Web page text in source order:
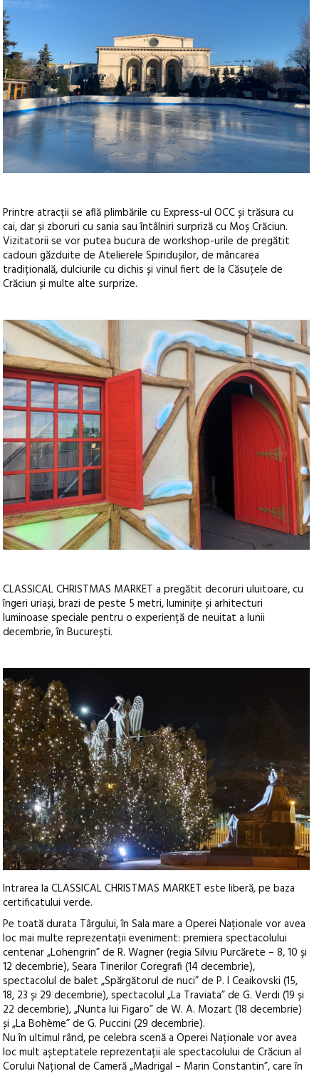
Printre atracții se află plimbările cu Express-ul OCC și trăsura cu
cai, dar și zboruri cu sania sau întâlniri surpriză cu Moș Crăciun.
Vizitatorii se vor putea bucura de workshop-urile de pregătit
cadouri găzduite de Atelierele Spiridușilor, de mâncarea
tradițională, dulciurile cu dichis și vinul fiert de la Căsuțele de
Crăciun și multe alte surprize.
CLASSICAL CHRISTMAS MARKET a pregătit decoruri uluitoare, cu
îngeri uriași, brazi de peste 5 metri, luminițe și arhitecturi
luminoase speciale pentru o experiență de neuitat a lunii
decembrie, în București.
Intrarea la CLASSICAL CHRISTMAS MARKET este liberă, pe baza
certificatului verde.
Pe toată durata Târgului, în Sala mare a Operei Naționale vor avea
loc mai multe reprezentații eveniment: premiera spectacolului
centenar „Lohengrin” de R. Wagner (regia Silviu Purcărete – 8, 10 și
12 decembrie), Seara Tinerilor Coregrafi (14 decembrie),
spectacolul de balet „Spărgătorul de nuci” de P. I Ceaikovski (15,
18, 23 și 29 decembrie), spectacolul „La Traviata” de G. Verdi (19 și
22 decembrie), „Nunta lui Figaro” de W. A. Mozart (18 decembrie)
și „La Bohème” de G. Puccini (29 decembrie).
Nu în ultimul rând, pe celebra scenă a Operei Naționale vor avea
loc mult așteptatele reprezentații ale spectacolului de Crăciun al
Corului Național de Cameră „Madrigal – Marin Constantin”, care în